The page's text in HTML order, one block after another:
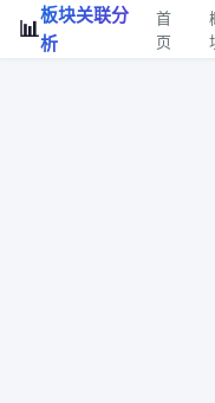
📊
板块关联分
析
首
页